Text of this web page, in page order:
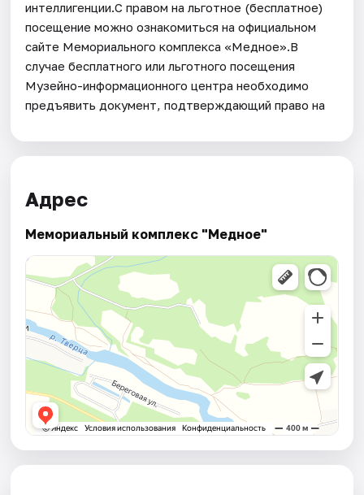
интеллигенции.С правом на льготное (бесплатное)
посещение можно ознакомиться на официальном
сайте Мемориального комплекса «Медное».В
случае бесплатного или льготного посещения
Музейно-информационного центра необходимо
предъявить документ, подтверждающий право на
Адрес
Мемориальный комплекс "Медное"